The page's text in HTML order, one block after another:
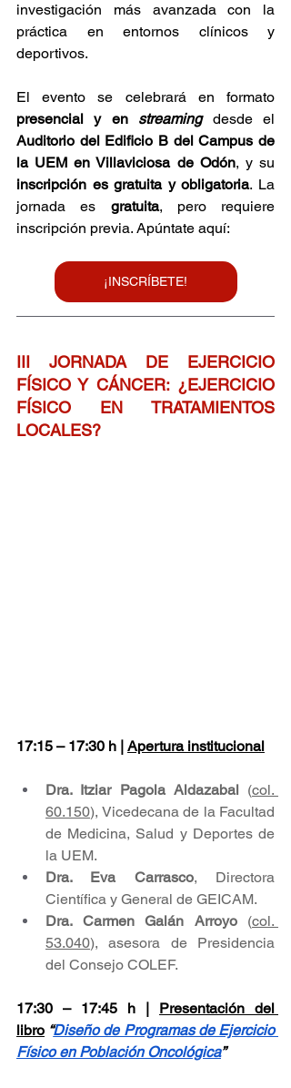
investigación más avanzada con la
práctica en entornos clínicos y
deportivos.
presencial y en streaming
Auditorio del Edificio B del Campus de
la UEM en Villaviciosa de Odón
inscripción es gratuita y obligatoria. La
jornada es gratuita, pero requiere
inscripción previa. Apúntate aquí:
¡INSCRÍBETE!
III JORNADA DE EJERCICIO
FÍSICO Y CÁNCER: ¿EJERCICIO
FÍSICO EN TRATAMIENTOS
LOCALES?
17:15 – 17:30 h | Apertura institucional
Dra. Itziar Pagola Aldazabal (col.
60.150), Vicedecana de la Facultad
de Medicina, Salud y Deportes de
la UEM.
Dra. Eva Carrasco, Directora
Científica y General de GEICAM.
Dra. Carmen Galán Arroyo (col.
53.040), asesora de Presidencia
del Consejo COLEF.
17:30 – 17:45 h | Presentación del
libro “Diseño de Programas de Ejercicio
Físico en Población Oncológica”